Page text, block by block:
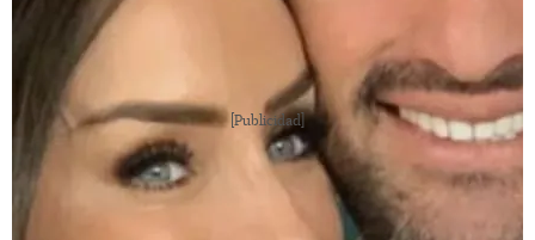
[Publicidad]